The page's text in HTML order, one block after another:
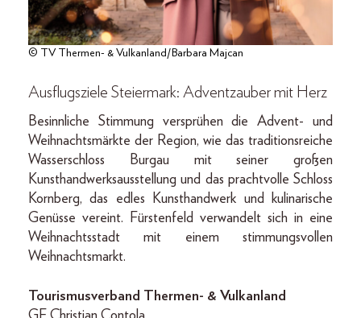
© TV Thermen- & Vulkanland/Barbara Majcan
Ausflugsziele Steiermark: Adventzauber mit Herz
Besinnliche Stimmung versprühen die Advent- und
Weihnachtsmärkte der Region, wie das traditionsreiche
Wasserschloss Burgau mit seiner großen
Kunsthandwerksausstellung und das prachtvolle Schloss
Kornberg, das edles Kunsthandwerk und kulinarische
Genüsse vereint. Fürstenfeld verwandelt sich in eine
Weihnachtsstadt mit einem stimmungsvollen
Weihnachtsmarkt.
Tourismusverband Thermen- & Vulkanland